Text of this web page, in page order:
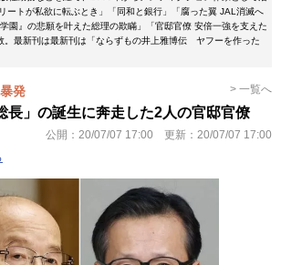
ートが私欲に転ぶとき」「同和と銀行」「腐った翼 JAL消滅へ
園』の悲願を叶えた総理の欺瞞」「官邸官僚 安倍一強を支えた
。最新刊は最新刊は「ならずもの井上雅博伝 ヤフーを作った
発 > 一覧へ
長」の誕生に奔走した2人の官邸官僚
公開： 20/07/07 17:00 更新： 20/07/07 17:00